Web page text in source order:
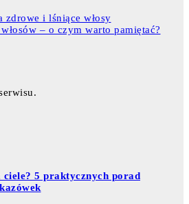
zdrowe i lśniące włosy
– o czym warto pamiętać?
ciele? 5 praktycznych porad